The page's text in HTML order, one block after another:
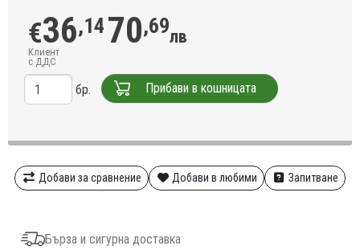
€36,14 70,69лв
Клиент
с ДДС
бр. Прибави в кошницата
Добави за сравнение Добави в любими Запитване
Бърза и сигурна доставка